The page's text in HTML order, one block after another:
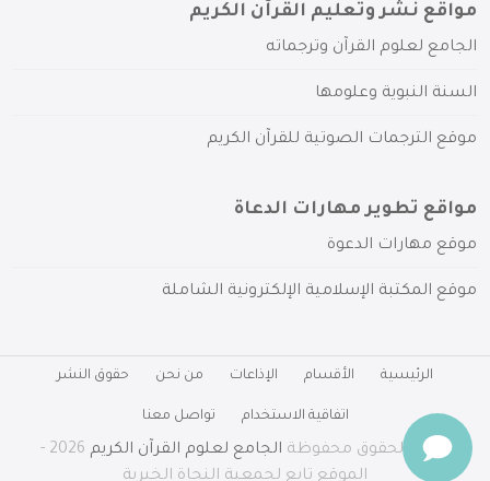
مواقع نشر وتعليم القرآن الكريم
الجامع لعلوم القرآن وترجماته
السنة النبوية وعلومها
موقع الترجمات الصوتية للقرآن الكريم
مواقع تطوير مهارات الدعاة
موقع مهارات الدعوة
موقع المكتبة الإسلامية الإلكترونية الشاملة
الرئيسية الأقسام الإذاعات من نحن حقوق النشر
اتفاقية الاستخدام تواصل معنا
جميع الحقوق محفوظة الجامع لعلوم القرآن الكريم
2026 -
الموقع تابع لجمعية النجاة الخيرية